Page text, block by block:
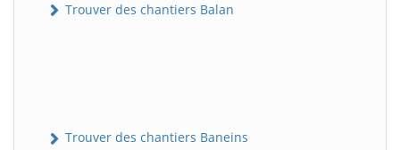
Trouver des chantiers Balan
Trouver des chantiers Baneins